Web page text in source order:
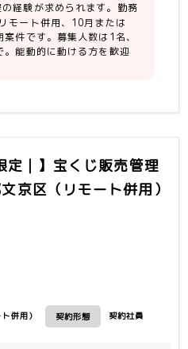
社でのシステム開発の経験
知識
様調整を直接行った経験
経験が求められます。勤務
モート併用、10月または
件です。募集人数は1名、
。能動的に動ける方を歓迎
定｜】宝くじ販売管理
京区（リモート併用）
併用） 契約形態 契約社員